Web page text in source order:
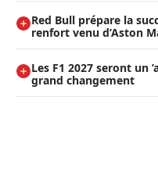
Red Bull prépare la
renfort venu d’Aston
Les F1 2027 seront un
grand changement